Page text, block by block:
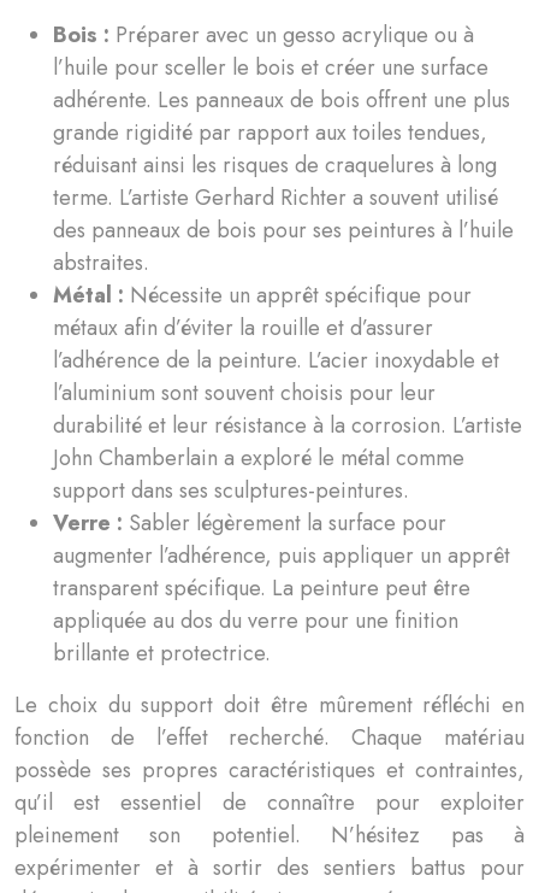
Bois : Préparer avec un gesso acrylique ou à
l’huile pour sceller le bois et créer une surface
adhérente. Les panneaux de bois offrent une plus
grande rigidité par rapport aux toiles tendues,
réduisant ainsi les risques de craquelures à long
terme. L’artiste Gerhard Richter a souvent utilisé
des panneaux de bois pour ses peintures à l’huile
abstraites.
Métal : Nécessite un apprêt spécifique pour
métaux afin d’éviter la rouille et d’assurer
l’adhérence de la peinture. L’acier inoxydable et
l’aluminium sont souvent choisis pour leur
durabilité et leur résistance à la corrosion. L’artiste
John Chamberlain a exploré le métal comme
support dans ses sculptures-peintures.
Verre : Sabler légèrement la surface pour
augmenter l’adhérence, puis appliquer un apprêt
transparent spécifique. La peinture peut être
appliquée au dos du verre pour une finition
brillante et protectrice.
Le choix du support doit être mûrement réfléchi en
fonction de l’effet recherché. Chaque matériau
possède ses propres caractéristiques et contraintes,
qu’il est essentiel de connaître pour exploiter
pleinement son potentiel. N’hésitez pas à
expérimenter et à sortir des sentiers battus pour